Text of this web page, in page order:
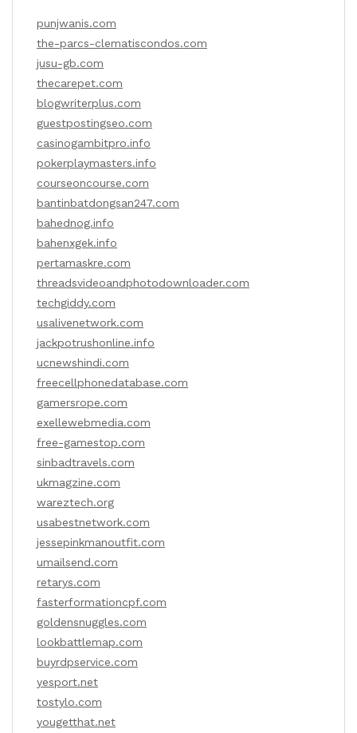
punjwanis.com
the-parcs-clematiscondos.com
jusu-gb.com
thecarepet.com
blogwriterplus.com
guestpostingseo.com
casinogambitpro.info
pokerplaymasters.info
courseoncourse.com
bantinbatdongsan247.com
bahednog.info
bahenxgek.info
pertamaskre.com
threadsvideoandphotodownloader.com
techgiddy.com
usalivenetwork.com
jackpotrushonline.info
ucnewshindi.com
freecellphonedatabase.com
gamersrope.com
exellewebmedia.com
free-gamestop.com
sinbadtravels.com
ukmagzine.com
wareztech.org
usabestnetwork.com
jessepinkmanoutfit.com
umailsend.com
retarys.com
fasterformationcpf.com
goldensnuggles.com
lookbattlemap.com
buyrdpservice.com
yesport.net
tostylo.com
yougetthat.net